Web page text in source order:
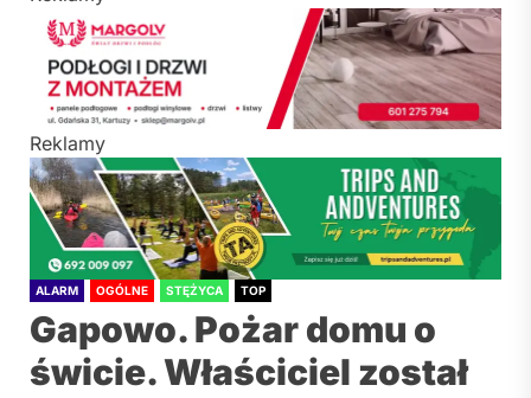
Reklamy
ALARM OGÓLNE STĘŻYCA TOP
Gapowo. Pożar domu o
świcie. Właściciel został